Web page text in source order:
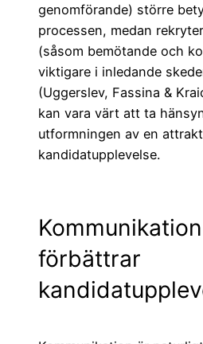
genomförande) större
processen, medan
(såsom bemötande och
viktigare i inledande
(Uggerslev, Fassina &
kan vara värt att ta
utformningen av en
kandidatupplevelse.
förbättrar